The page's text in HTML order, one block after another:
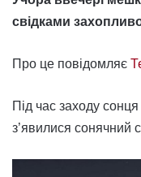
свідками
Про це повідомляє
Під час заходу
з’явилися сонячний